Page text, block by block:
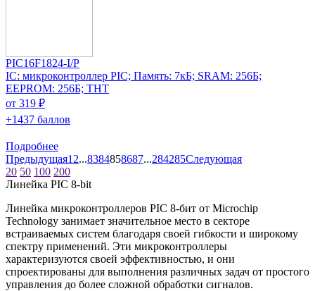
PIC16F1824-I/P
IC: микроконтроллер PIC; Память: 7кБ; SRAM: 256Б;
EEPROM: 256Б; THT
от 319 ₽
+1437 баллов
Подробнее
Предыдущая1 2...8384858687...284285Следующая
20 50 100 200
Линейка PIC 8-bit
Линейка микроконтроллеров PIC 8-бит от Microchip
Technology занимает значительное место в секторе
встраиваемых систем благодаря своей гибкости и широкому
спектру применений. Эти микроконтроллеры
характеризуются своей эффективностью, и они
спроектированы для выполнения различных задач от простого
управления до более сложной обработки сигналов.